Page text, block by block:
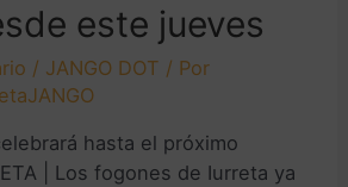
este jueves
/ JANGO DOT / Por
hasta el próximo
| Los fogones de Iurreta ya